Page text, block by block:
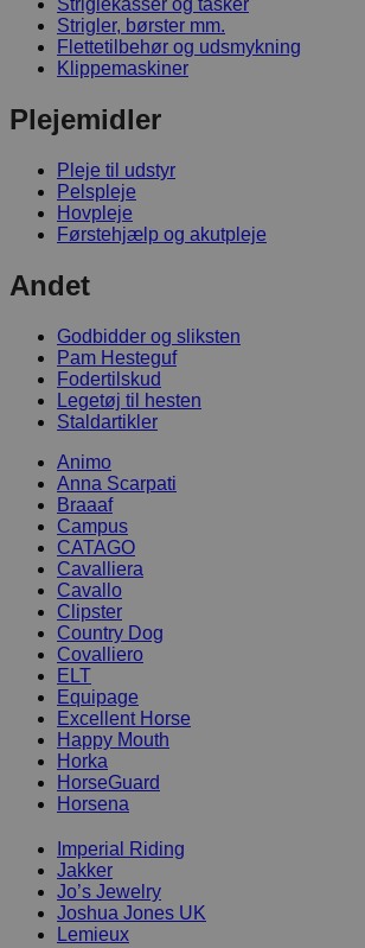
Striglekasser og tasker
Strigler, børster mm.
Flettetilbehør og udsmykning
Klippemaskiner
Plejemidler
Pleje til udstyr
Pelspleje
Hovpleje
Førstehjælp og akutpleje
Andet
Godbidder og sliksten
Pam Hesteguf
Fodertilskud
Legetøj til hesten
Staldartikler
Animo
Anna Scarpati
Braaaf
Campus
CATAGO
Cavalliera
Cavallo
Clipster
Country Dog
Covalliero
ELT
Equipage
Excellent Horse
Happy Mouth
Horka
HorseGuard
Horsena
Imperial Riding
Jakker
Jo’s Jewelry
Joshua Jones UK
Lemieux